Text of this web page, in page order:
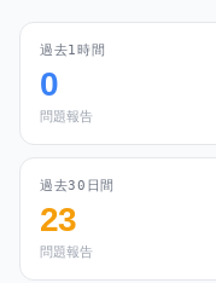
過去1時間
0
問題報告
過去30日間
23
問題報告